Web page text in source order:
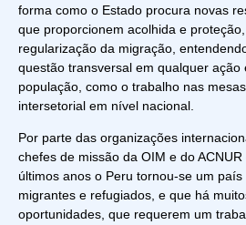
forma como o Estado procura novas
que proporcionem acolhida e
regularização da migração,
questão transversal em qualquer ação
população, como o trabalho nas
intersetorial em nível nacional.
Por parte das organizações
chefes de missão da OIM e do
últimos anos o Peru tornou-se um
migrantes e refugiados, e que há
oportunidades, que requerem um